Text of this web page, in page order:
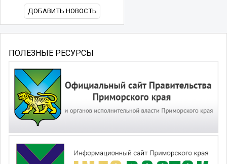
ДОБАВИТЬ НОВОСТЬ
ПОЛЕЗНЫЕ РЕСУРСЫ